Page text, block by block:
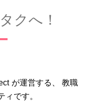
クへ！
が運営する、
教職
ィです。